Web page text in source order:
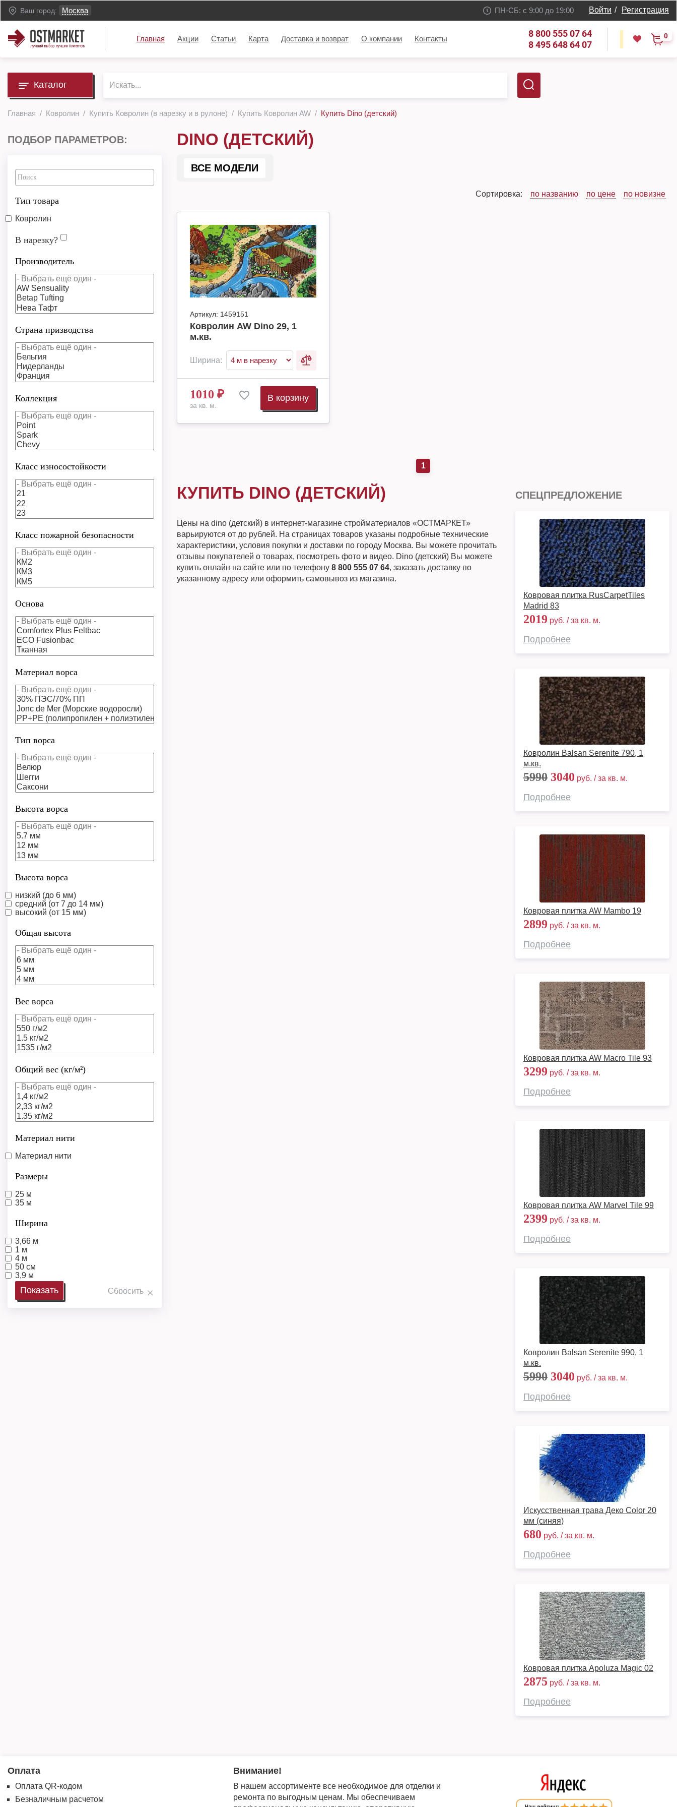
Ваш город: Москва ПН-СБ: с 9:00 до 19:00 Войти / Регистрация
Главная Акции Статьи Карта Доставка и возврат О компании Контакты
8 800 555 07 64
8 495 648 64 07
0
Каталог
Главная Ковролин Купить Ковролин (в нарезку и в рулоне) Купить Ковролин AW Купить Dino (детский)
ПОДБОР ПАРАМЕТРОВ:
Тип товара
Ковролин
В нарезку?
Производитель
Страна призводства
Коллекция
Класс износостойкости
Класс пожарной безопасности
Основа
Материал ворса
Тип ворса
Высота ворса
Высота ворса
низкий (до 6 мм)
средний (от 7 до 14 мм)
высокий (от 15 мм)
Общая высота
Вес ворса
Общий вес (кг/м²)
Материал нити
Материал нити
Размеры
25 м
35 м
Ширина
3,66 м
1 м
4 м
50 см
3,9 м
DINO (ДЕТСКИЙ)
ВСЕ МОДЕЛИ
Сортировка: по названию по цене по новизне
Артикул: 1459151
Ковролин AW Dino 29, 1
м.кв.
Ширина:
1010 ₽
за кв. м.
В корзину
1
КУПИТЬ DINO (ДЕТСКИЙ)
Цены на dino (детский) в интернет-магазине стройматериалов «ОСТМАРКЕТ»
варьируются от до рублей. На страницах товаров указаны подробные технические
характеристики, условия покупки и доставки по городу Москва. Вы можете прочитать
отзывы покупателей о товарах, посмотреть фото и видео. Dino (детский) Вы можете
купить онлайн на сайте или по телефону 8 800 555 07 64, заказать доставку по
указанному адресу или оформить самовывоз из магазина.
СПЕЦПРЕДЛОЖЕНИЕ
Ковровая плитка RusCarpetTiles
Madrid 83
2019 руб. / за кв. м.
Подробнее
Ковролин Balsan Serenite 790, 1
м.кв.
5990 3040 руб. / за кв. м.
Подробнее
Ковровая плитка AW Mambo 19
2899 руб. / за кв. м.
Подробнее
Ковровая плитка AW Macro Tile 93
3299 руб. / за кв. м.
Подробнее
Ковровая плитка AW Marvel Tile 99
2399 руб. / за кв. м.
Подробнее
Ковролин Balsan Serenite 990, 1
м.кв.
5990 3040 руб. / за кв. м.
Подробнее
Искусственная трава Деко Color 20
мм (синяя)
680 руб. / за кв. м.
Подробнее
Ковровая плитка Apoluza Magic 02
2875 руб. / за кв. м.
Подробнее
Оплата
Оплата QR-кодом
Безналичным расчетом
Внимание!
В нашем ассортименте все необходимое для отделки и
ремонта по выгодным ценам. Мы обеспечиваем